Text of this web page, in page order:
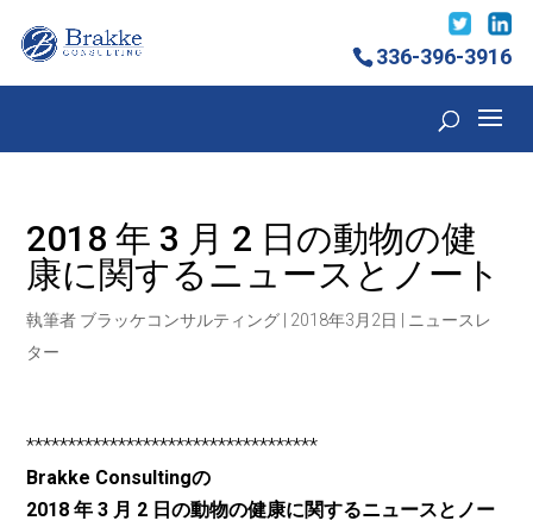
336-396-3916
2018 年 3 月 2 日の動物の健
康に関するニュースとノート
執筆者 ブラッケコンサルティング 2018年3月2日
ニュースレ
ター
***********************************
Brakke Consultingの
2018 年 3 月 2 日の動物の健康に関するニュースとノー